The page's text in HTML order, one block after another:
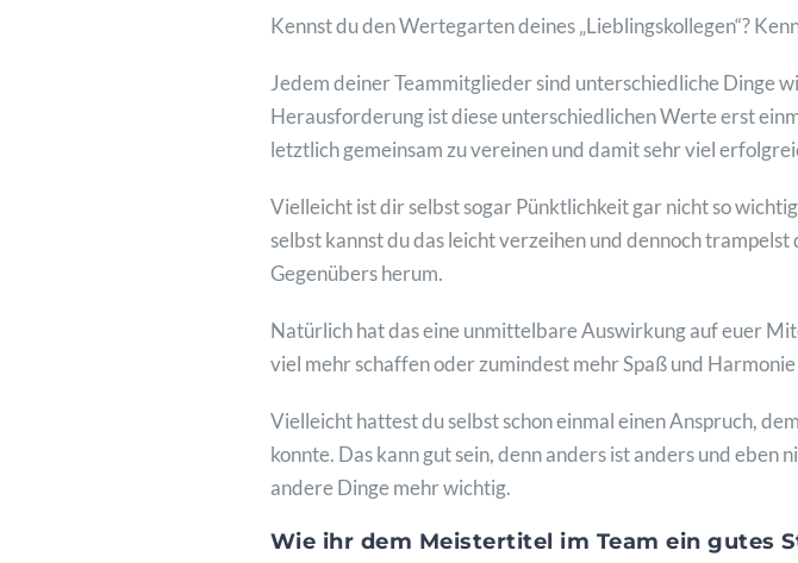
Kennst du den Wertegarten deines „Lieblingskollegen“?
Jedem deiner Teammitglieder sind unterschiedliche Dinge
Herausforderung ist diese unterschiedlichen Werte erst
letztlich gemeinsam zu vereinen und damit sehr viel
Vielleicht ist dir selbst sogar Pünktlichkeit gar nicht so
selbst kannst du das leicht verzeihen und dennoch
Gegenübers herum.
Natürlich hat das eine unmittelbare Auswirkung auf euer
viel mehr schaffen oder zumindest mehr Spaß und
Vielleicht hattest du selbst schon einmal einen Anspruch,
konnte. Das kann gut sein, denn anders ist anders und
andere Dinge mehr wichtig.
Wie ihr dem Meistertitel im Team ein gutes